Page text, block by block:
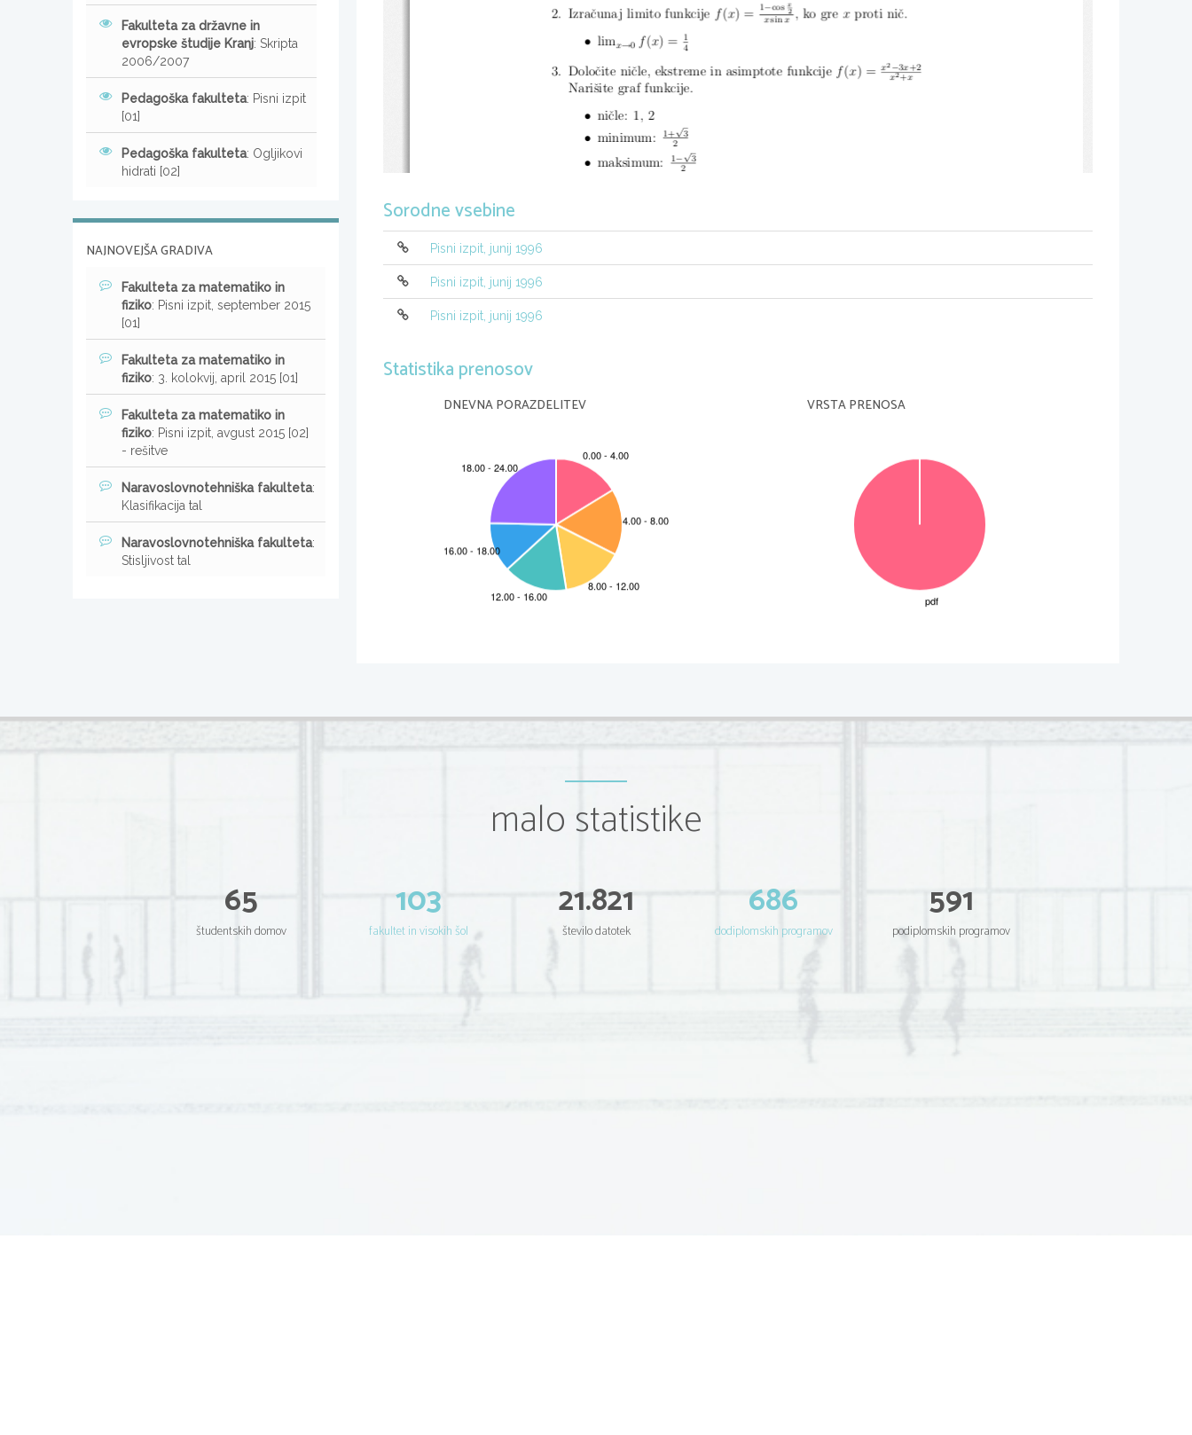
2.  Izraˇcunaj limito funkcije f (x) = 1− cos x
2
x sinx , ko gre x proti niˇc.
•
limx→0 f (x) =
1
4
3.  Doloˇcite niˇcle, ekstreme in asimptote funkcije f (x) = x2 − 3x+2
x2+ x
Nariˇsite graf funkcije.
•
niˇcle:  1, 2
•
minimum: 1+
3
2
• maksimum: 1−
3
2
• Rolle: f (1) = f (2) = 1, ∃x : f ′(x ) = 0, x =
3
Lagrange: x0, f (x0) =
1− 0 = 2 x0 =
2
1
x (x+1)
Sorodne vsebine
Pisni izpit, junij 1996
Pisni izpit, junij 1996
Pisni izpit, junij 1996
Statistika prenosov
DNEVNA PORAZDELITEV VRSTA PRENOSA
Fakulteta za državne in
evropske študije Kranj: Skripta
2006/2007
Pedagoška fakulteta: Pisni izpit
[01]
Pedagoška fakulteta: Ogljikovi
hidrati [02]
NAJNOVEJŠA GRADIVA
Fakulteta za matematiko in
fiziko: Pisni izpit, september 2015
[01]
Fakulteta za matematiko in
fiziko: 3. kolokvij, april 2015 [01]
Fakulteta za matematiko in
fiziko: Pisni izpit, avgust 2015 [02]
- rešitve
Naravoslovnotehniška fakulteta:
Klasifikacija tal
Naravoslovnotehniška fakulteta:
Stisljivost tal
malo statistike
65
študentskih domov
103
fakultet in visokih šol
21.821
število datotek
686
dodiplomskih programov
591
podiplomskih programov